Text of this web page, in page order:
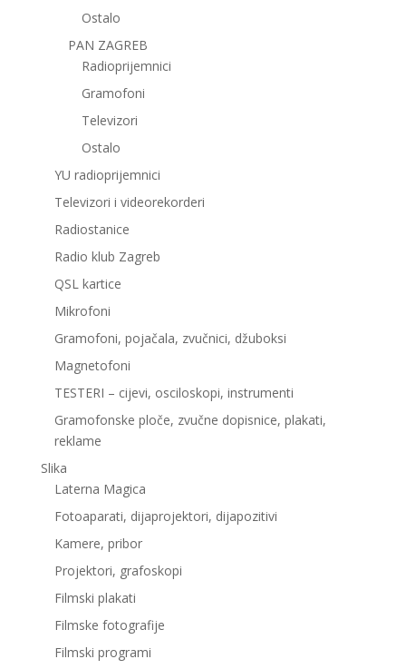
Ostalo
PAN ZAGREB
Radioprijemnici
Gramofoni
Televizori
Ostalo
YU radioprijemnici
Televizori i videorekorderi
Radiostanice
Radio klub Zagreb
QSL kartice
Mikrofoni
Gramofoni, pojačala, zvučnici, džuboksi
Magnetofoni
TESTERI – cijevi, osciloskopi, instrumenti
Gramofonske ploče, zvučne dopisnice, plakati,
reklame
Slika
Laterna Magica
Fotoaparati, dijaprojektori, dijapozitivi
Kamere, pribor
Projektori, grafoskopi
Filmski plakati
Filmske fotografije
Filmski programi